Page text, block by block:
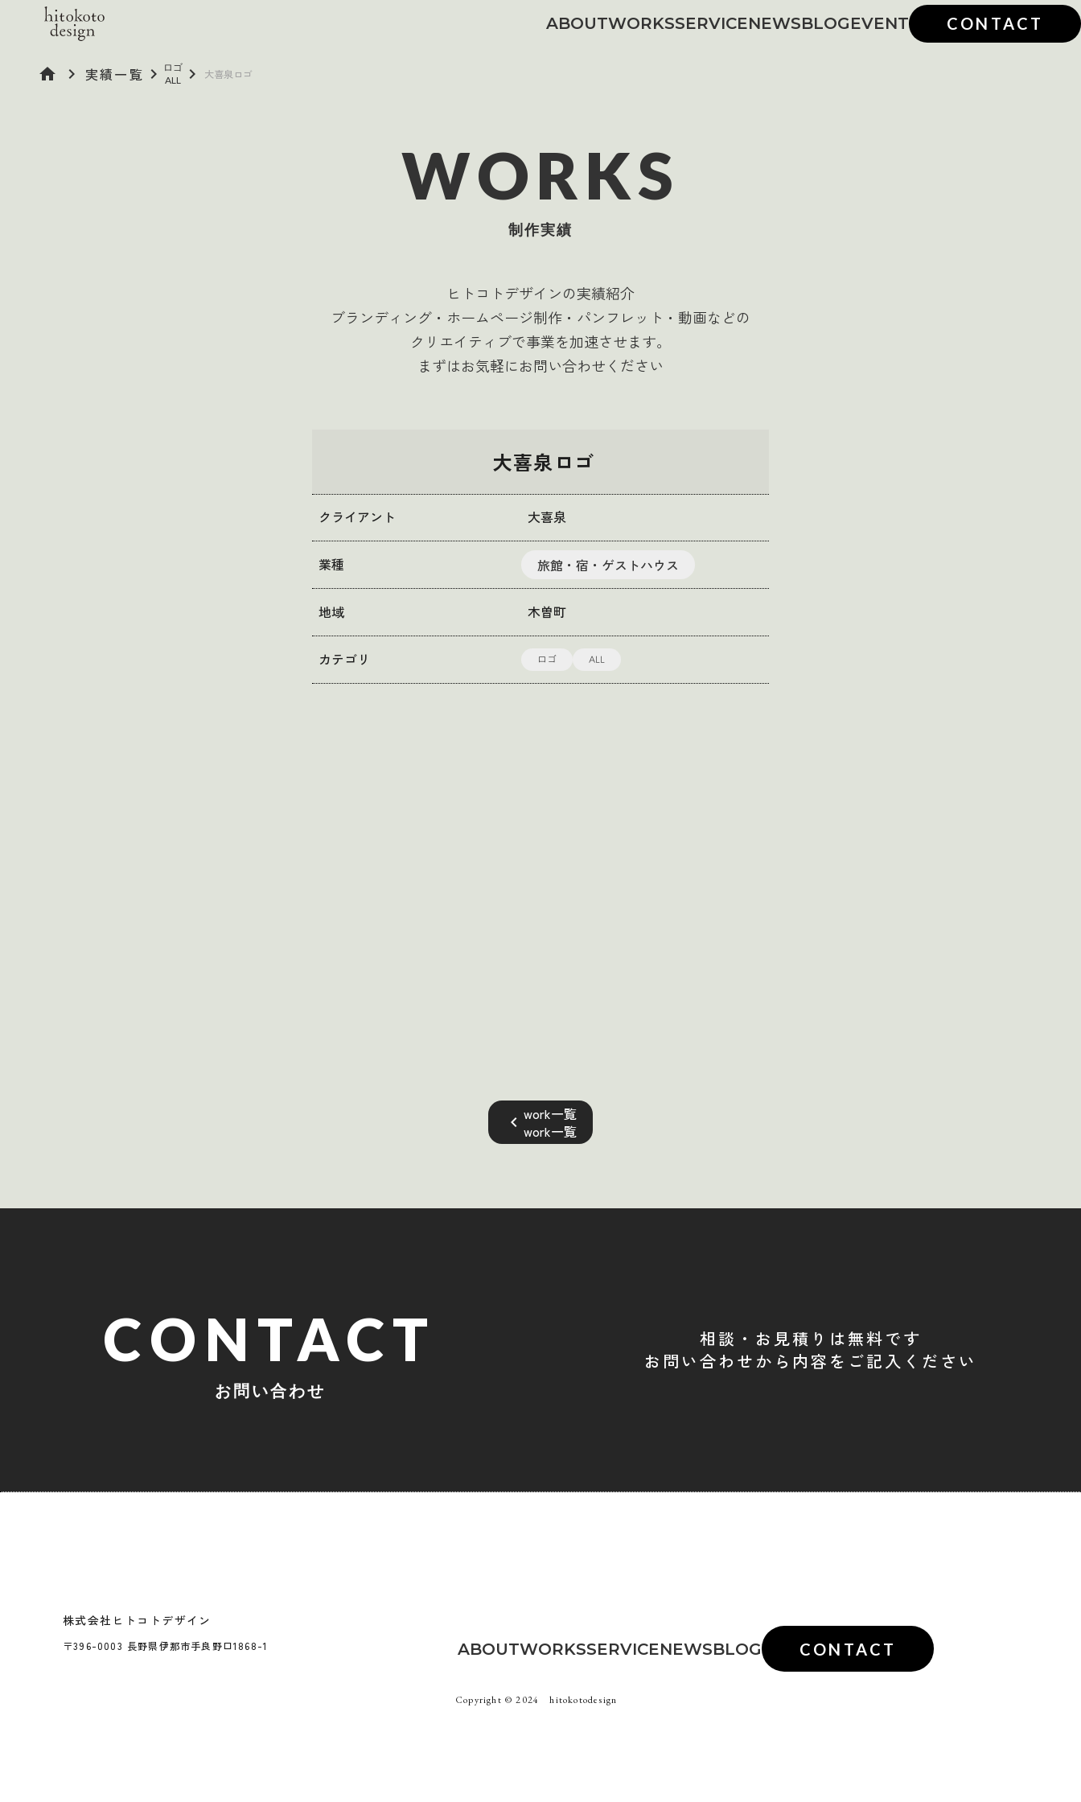
home keyboard_arrow_right 実績一覧 keyboard_arrow_right
ロゴ
ALL
keyboard_arrow_right 大喜泉ロゴ
WORKS
制作実績
ヒトコトデザインの実績紹介
ブランディング・ホームページ制作・パンフレット・動画などの
クリエイティブで事業を加速させます。
まずはお気軽にお問い合わせください
大喜泉ロゴ
クライアント 大喜泉
業種 旅館・宿・ゲストハウス
地域 木曽町
カテゴリ ロゴ ALL
keyboard_arrow_left work一覧
work一覧
CONTACT
お問い合わせ
相談・お見積りは無料です
お問い合わせから内容をご記入ください
ABOUTWORKSSERVICENEWSBLOGEVENT CONTACT
株式会社ヒトコトデザイン
〒396-0003 長野県伊那市手良野口1868-1 ABOUTWORKSSERVICENEWSBLOG CONTACT
Copyright ©︎ 2024 hitokotodesign